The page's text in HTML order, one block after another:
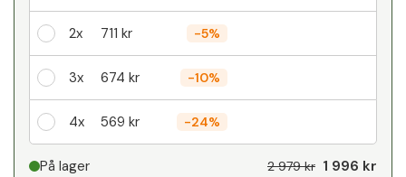
2x 711 kr -5%
3x 674 kr -10%
4x 569 kr -24%
På lager 2 979 kr 1 996 kr